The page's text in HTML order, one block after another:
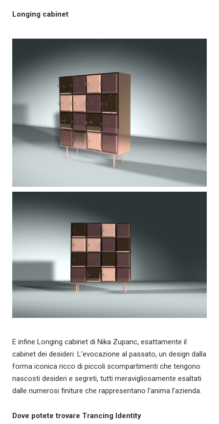
Longing cabinet
E infine Longing cabinet di Nika Zupanc, esattamente il
cabinet dei desideri. L’evocazione al passato, un design dalla
forma iconica ricco di piccoli scompartimenti che tengono
nascosti desideri e segreti, tutti meravigliosamente esaltati
dalle numerosi finiture che rappresentano l’anima l’azienda.
Dove potete trovare Trancing Identity